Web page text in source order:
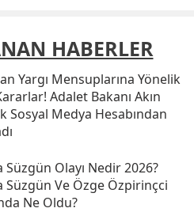
HABERLER
Yargı Mensuplarına Yönelik
Adalet Bakanı Akın
Sosyal Medya Hesabından
Süzgün Olayı Nedir 2026?
Süzgün Ve Özge Özpirinçci
Ne Oldu?